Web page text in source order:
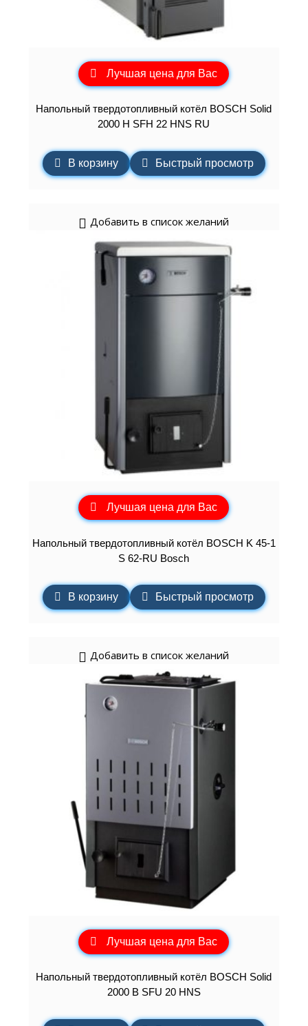
Лучшая цена для Вас
Напольный твердотопливный котёл BOSCH Solid
2000 H SFH 22 HNS RU
В корзину Быстрый просмотр
Добавить в список желаний
Лучшая цена для Вас
Напольный твердотопливный котёл BOSCH K 45-1
S 62-RU Bosch
В корзину Быстрый просмотр
Добавить в список желаний
Лучшая цена для Вас
Напольный твердотопливный котёл BOSCH Solid
2000 B SFU 20 HNS